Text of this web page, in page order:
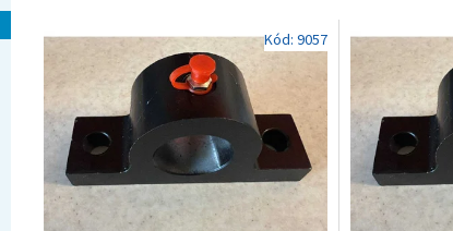
nV
Kód: 9057